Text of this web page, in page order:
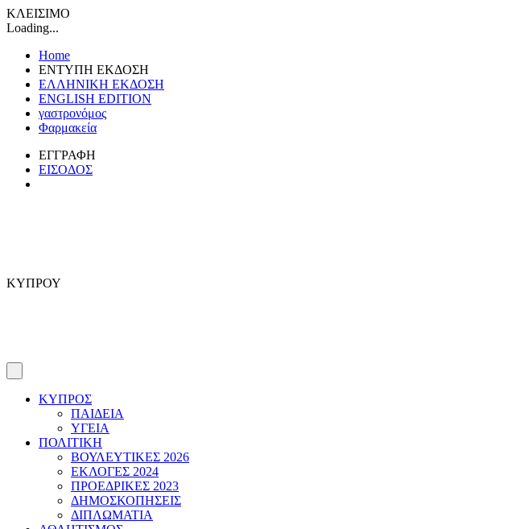
ΚΛΕΙΣΙΜΟ
Loading...
Home
ΕΝΤΥΠΗ ΕΚΔΟΣΗ
ΕΛΛΗΝΙΚΗ ΕΚΔΟΣΗ
ENGLISH EDITION
γαστρονόμος
Φαρμακεία
ΕΓΓΡΑΦΗ
ΕΙΣΟΔΟΣ
ΚΥΠΡΟΥ
ΚΥΠΡΟΣ
ΠΑΙΔΕΙΑ
ΥΓΕΙΑ
ΠΟΛΙΤΙΚΗ
ΒΟΥΛΕΥΤΙΚΕΣ 2026
ΕΚΛΟΓΕΣ 2024
ΠΡΟΕΔΡΙΚΕΣ 2023
ΔΗΜΟΣΚΟΠΗΣΕΙΣ
ΔΙΠΛΩΜΑΤΙΑ